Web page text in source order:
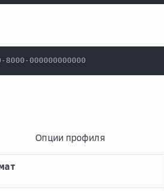
000000000000
Опции профиля